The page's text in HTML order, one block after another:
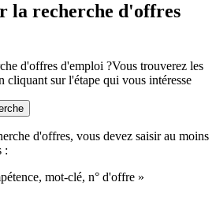
la recherche d'offres
d'offres d'emploi ?Vous trouverez les
cliquant sur l'étape qui vous intéresse
d'offres, vous devez saisir au moins
:
mot-clé, n° d'offre »